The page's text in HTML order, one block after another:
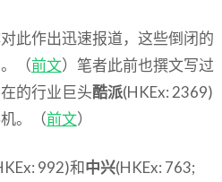
此作出迅速报道，这些倒闭的
（前文）笔者此前也撰文写过
的行业巨头酷派(HKEx: 2369)
。（前文）
992)和中兴(HKEx: 763;